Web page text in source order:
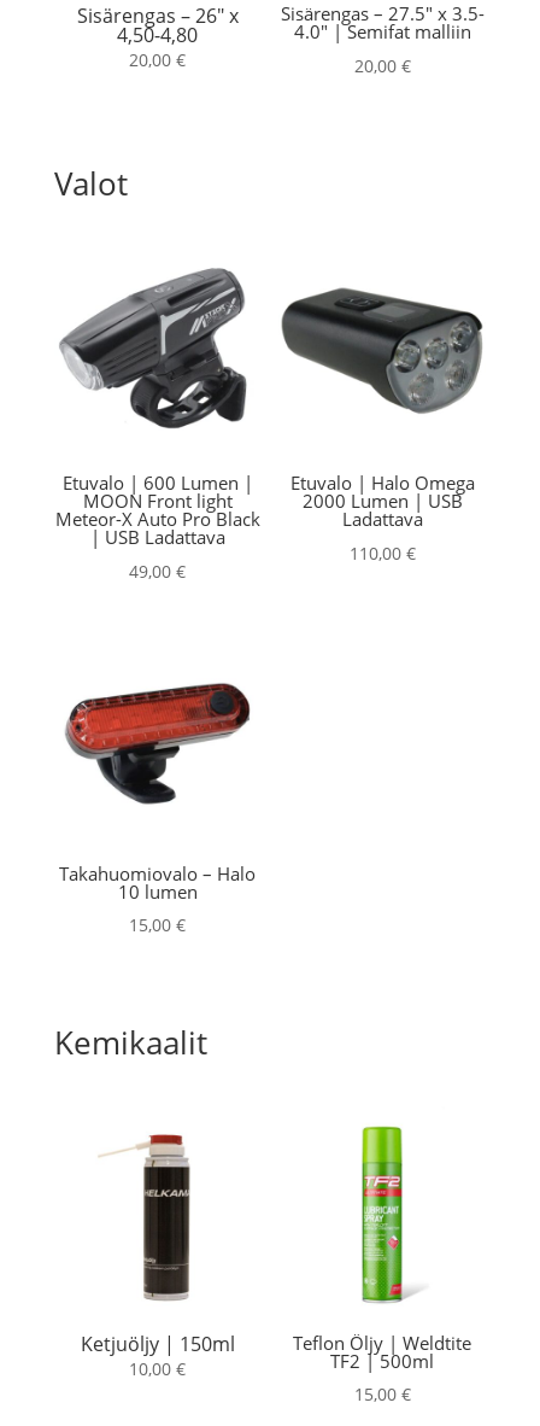
Sisärengas – 26″ x
4,50-4,80
20,00€
Sisärengas – 27.5″ x 3.5-
4.0″ | Semifat malliin
20,00 €
Valot
Etuvalo | 600 Lumen |
MOON Front light
Meteor-X Auto Pro Black
| USB Ladattava
49,00€
Etuvalo | Halo Omega
2000 Lumen | USB
Ladattava
110,00 €
Takahuomiovalo – Halo
10 lumen
15,00€
Kemikaalit
Ketjuöljy | 150ml
10,00€
Teflon Öljy | Weldtite
TF2 | 500ml
15,00 €